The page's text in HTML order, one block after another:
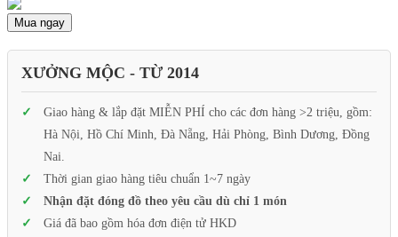
Mua ngay
XƯỞNG MỘC - TỪ 2014
Giao hàng & lắp đặt MIỄN PHÍ cho các đơn hàng >2 triệu, gồm:
Hà Nội, Hồ Chí Minh, Đà Nẵng, Hải Phòng, Bình Dương, Đồng
Nai.
Thời gian giao hàng tiêu chuẩn 1~7 ngày
Nhận đặt đóng đồ theo yêu cầu dù chỉ 1 món
Giá đã bao gồm hóa đơn điện tử HKD